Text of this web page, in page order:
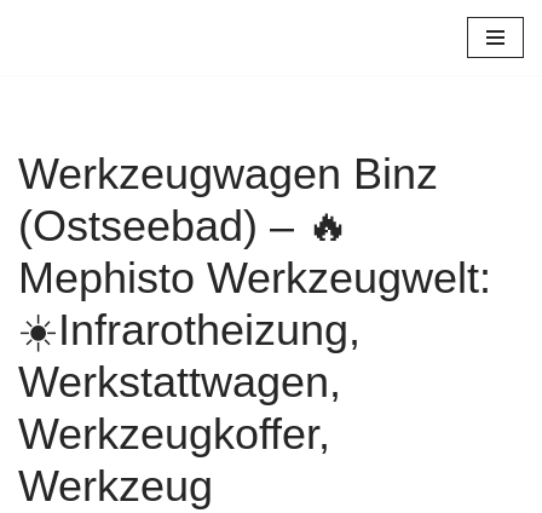
Werkzeugwagen Binz
(Ostseebad) – 🔥
Mephisto Werkzeugwelt:
☀️Infrarotheizung,
Werkstattwagen,
Werkzeugkoffer,
Werkzeug